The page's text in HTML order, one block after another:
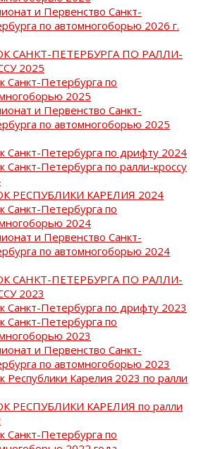
и Первенство Санкт-
по автомногоборью 2026 г.
САНКТ-ПЕТЕРБУРГА ПО РАЛЛИ-
2025
Санкт-Петербурга по
2025
и Первенство Санкт-
по автомногоборью 2025
Санкт-Петербурга по дрифту 2024
Санкт-Петербурга по ралли-кроссу
РЕСПУБЛИКИ КАРЕЛИЯ 2024
Санкт-Петербурга по
2024
и Первенство Санкт-
по автомногоборью 2024
САНКТ-ПЕТЕРБУРГА ПО РАЛЛИ-
2023
Санкт-Петербурга по дрифту 2023
Санкт-Петербурга по
2023
и Первенство Санкт-
по автомногоборью 2023
Республики Карелия 2023 по ралли
РЕСПУБЛИКИ КАРЕЛИЯ по ралли
Санкт-Петербурга по